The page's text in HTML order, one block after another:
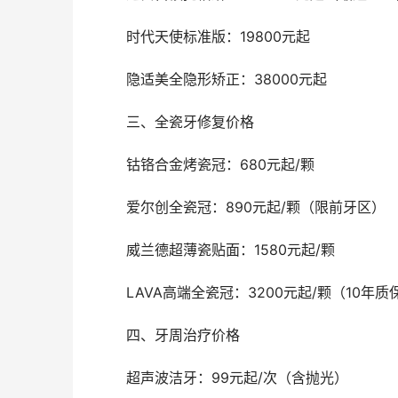
	时代天使标准版：19800元起
	隐适美全隐形矫正：38000元起
	三、全瓷牙修复价格
	钴铬合金烤瓷冠：680元起/颗
	爱尔创全瓷冠：890元起/颗（限前牙区）
	威兰德超薄瓷贴面：1580元起/颗
LAVA高端全瓷冠：3200元起/颗（10年质
	四、牙周治疗价格
	超声波洁牙：99元起/次（含抛光）